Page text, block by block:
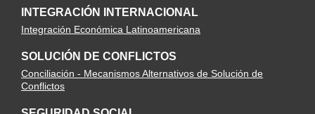
INTEGRACIÓN INTERNACIONAL
Integración Económica Latinoamericana
SOLUCIÓN DE CONFLICTOS
Conciliación - Mecanismos Alternativos de Solución de
Conflictos